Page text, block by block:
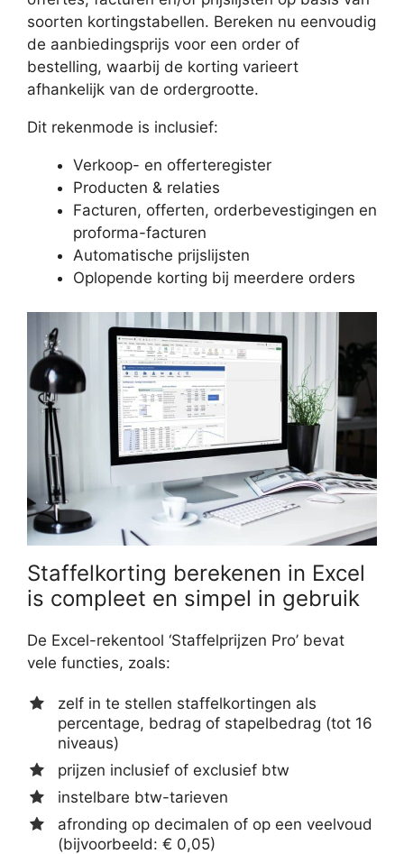
soorten kortingstabellen. Bereken nu eenvoudig
de aanbiedingsprijs voor een order of
bestelling, waarbij de korting varieert
afhankelijk van de ordergrootte.
Dit rekenmode is inclusief:
Verkoop- en offerteregister
Producten & relaties
Facturen, offerten, orderbevestigingen en
proforma-facturen
Automatische prijslijsten
Oplopende korting bij meerdere orders
Staffelkorting berekenen in Excel
is compleet en simpel in gebruik
De Excel-rekentool ‘Staffelprijzen Pro’ bevat
vele functies, zoals:
zelf in te stellen staffelkortingen als
percentage, bedrag of stapelbedrag (tot 16
niveaus)
prijzen inclusief of exclusief btw
instelbare btw-tarieven
afronding op decimalen of op een veelvoud
(bijvoorbeeld: € 0,05)